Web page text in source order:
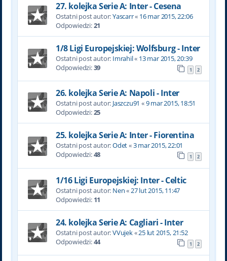
27. kolejka Serie A: Inter - Cesena
Ostatni post autor:Yascarr« 16 mar 2015, 22:06
Odpowiedzi:21
1/8 Ligi Europejskiej: Wolfsburg - Inter
Ostatni post autor: Imrahil« 13 mar 2015, 20:39
Odpowiedzi:39 1 2
26. kolejka Serie A: Napoli - Inter
Ostatni post autor: Jaszczu91 «9 mar 2015, 18:51
Odpowiedzi:25
25. kolejka Serie A: Inter - Fiorentina
Ostatni post autor:Odet«3 mar 2015, 22:01
Odpowiedzi:48 1 2
1/16 Ligi Europejskiej: Inter - Celtic
Ostatni post autor: Nen«27 lut 2015, 11:47
Odpowiedzi: 11
24. kolejka Serie A: Cagliari - Inter
Ostatni post autor:VVujek«25 lut 2015, 21:52
Odpowiedzi:44 1 2